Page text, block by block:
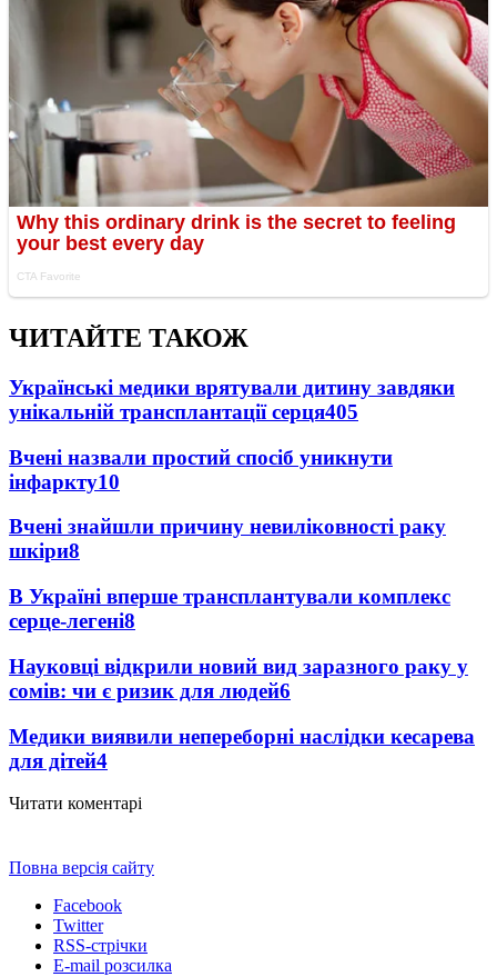
ЧИТАЙТЕ ТАКОЖ
Українські медики врятували дитину завдяки
унікальній трансплантації серця405
Вчені назвали простий спосіб уникнути
інфаркту10
Вчені знайшли причину невиліковності раку
шкіри8
В Україні вперше трансплантували комплекс
серце-легені8
Науковці відкрили новий вид заразного раку у
сомів: чи є ризик для людей6
Медики виявили непереборні наслідки кесарева
для дітей4
Читати коментарі
Повна версія сайту
Facebook
Twitter
RSS-стрічки
E-mail розсилка